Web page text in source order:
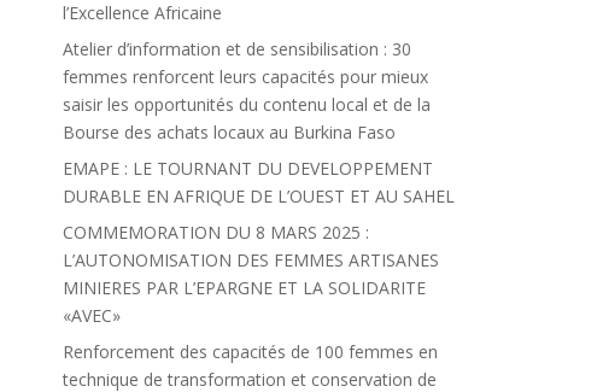
l’Excellence Africaine
Atelier d’information et de sensibilisation : 30
femmes renforcent leurs capacités pour mieux
saisir les opportunités du contenu local et de la
Bourse des achats locaux au Burkina Faso
EMAPE : LE TOURNANT DU DEVELOPPEMENT
DURABLE EN AFRIQUE DE L’OUEST ET AU SAHEL
COMMEMORATION DU 8 MARS 2025 :
L’AUTONOMISATION DES FEMMES ARTISANES
MINIERES PAR L’EPARGNE ET LA SOLIDARITE
«AVEC»
Renforcement des capacités de 100 femmes en
technique de transformation et conservation de